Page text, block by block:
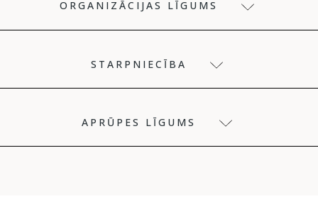
ORGANIZĀCIJAS LĪGUMS
STARPNIECĪBA
APRŪPES LĪGUMS